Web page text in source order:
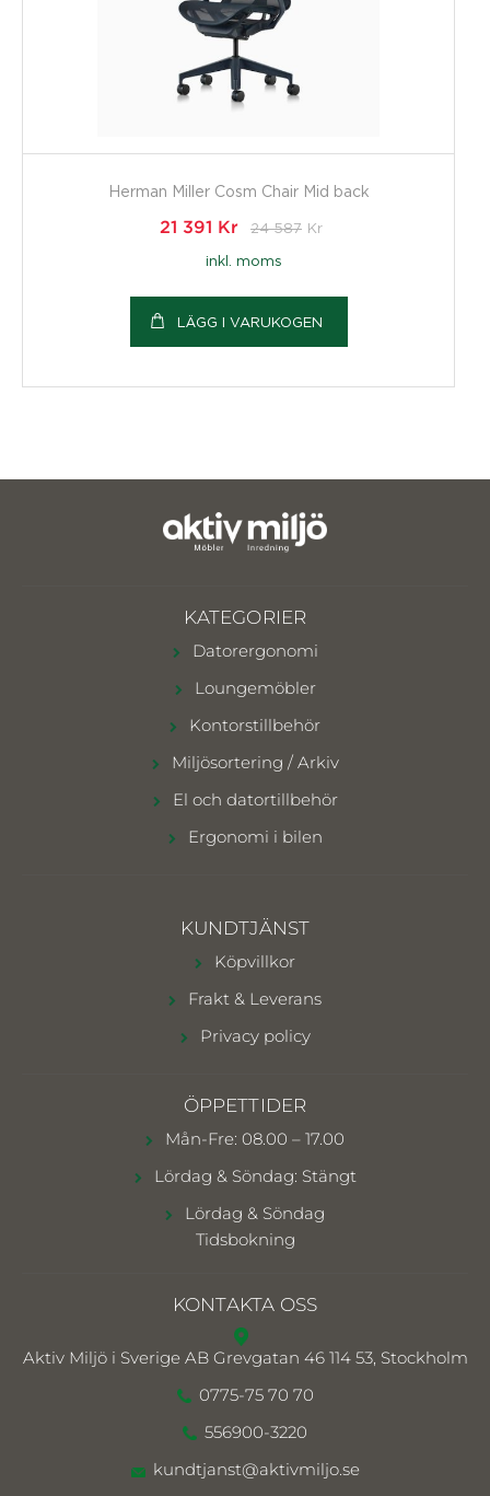
Herman Miller Cosm Chair Mid back
21 391 Kr 24 587 Kr
inkl. moms
LÄGG I VARUKOGEN
KATEGORIER
Datorergonomi
Loungemöbler
Kontorstillbehör
Miljösortering / Arkiv
El och datortillbehör
Ergonomi i bilen
KUNDTJÄNST
Köpvillkor
Frakt & Leverans
Privacy policy
ÖPPETTIDER
Mån-Fre: 08.00 – 17.00
Lördag & Söndag: Stängt
Lördag & Söndag
Tidsbokning
KONTAKTA OSS
Aktiv Miljö i Sverige AB Grevgatan 46 114 53, Stockholm
0775-75 70 70
556900-3220
kundtjanst@aktivmiljo.se